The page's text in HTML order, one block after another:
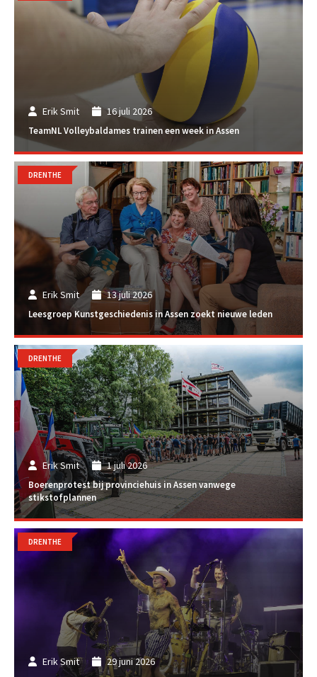
Erik Smit 16 juli 2026
TeamNL Volleybaldames trainen een week in Assen
Erik Smit 13 juli 2026
Leesgroep Kunstgeschiedenis in Assen zoekt nieuwe leden
DRENTHE
Erik Smit 1 juli 2026
Boerenprotest bij provinciehuis in Assen vanwege
stikstofplannen
DRENTHE
Erik Smit 29 juni 2026
DRENTHE